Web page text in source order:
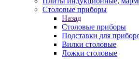
Столовые приборы
Назад
Столовые приборы
Подставки для
Вилки столовые
Ложки столовые